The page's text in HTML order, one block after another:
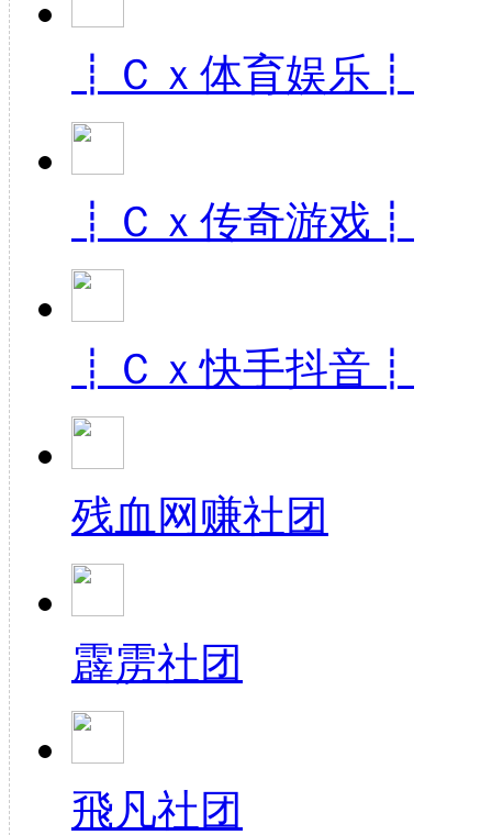
┋Ｃｘ体育娱乐┋
┋Ｃｘ传奇游戏┋
┋Ｃｘ快手抖音┋
残血网赚社团
霹雳社团
飛凡社团